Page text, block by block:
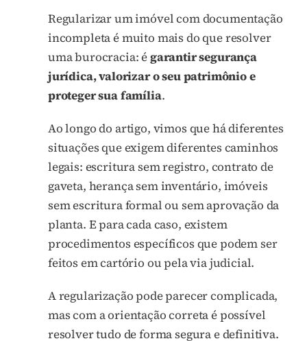
Regularizar um imóvel com documentação
incompleta é muito mais do que resolver
uma burocracia: égarantir segurança
jurídica, valorizar o seu patrimônio e
proteger sua família.
Ao longo do artigo, vimos que há diferentes
situações que exigem diferentes caminhos
legais: escritura sem registro, contrato de
gaveta, herança sem inventário, imóveis
sem escritura formal ou sem aprovação da
planta. E para cada caso, existem
procedimentos específicos que podem ser
feitos em cartório ou pela via judicial.
A regularização pode parecer complicada,
mas com a orientação correta é possível
resolver tudo de forma segura e definitiva.